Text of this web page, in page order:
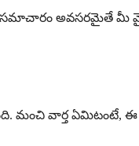
సమాచారం అవసరమైతే
వార్త ఏమిటంటే, ఈ